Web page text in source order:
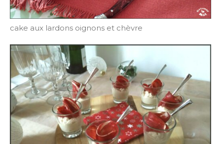
cake aux lardons oignons et chèvre